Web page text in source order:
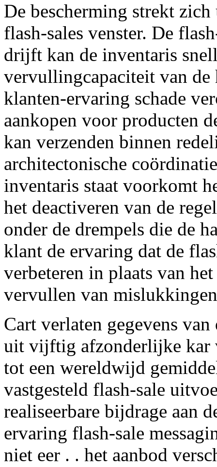
De bescherming strekt
flash-sales venster. De
drijft kan de inventaris
vervullingcapaciteit van de
klanten-ervaring schade
aankopen voor producten
kan verzenden binnen
architectonische
inventaris staat voorkomt
het deactiveren van de
onder de drempels die de
klant de ervaring dat de
verbeteren in plaats van
vervullen van
Cart verlaten gegevens
uit vijftig afzonderlijke kar
tot een wereldwijd
vastgesteld flash-sale
realiseerbare bijdrage aan
ervaring flash-sale
niet eer . . het aanbod